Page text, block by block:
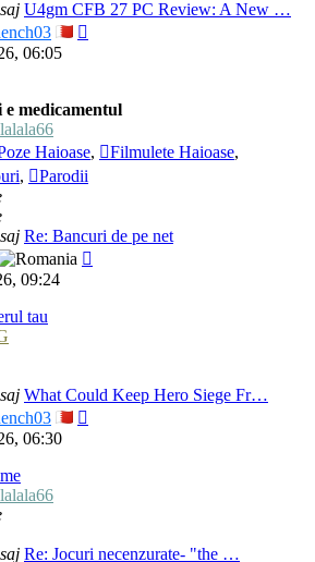
U4gm CFB 27 PC Review: A New …
06:05
medicamentul
Haioase, Filmulete Haioase,
,
Parodii
Re: Bancuri de pe net
09:24
tau
What Could Keep Hero Siege Fr…
06:30
Re: Jocuri necenzurate- "the …